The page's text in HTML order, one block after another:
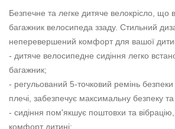
Безпечне та легке дитяче велокрісло, що
багажник велосипеда ззаду. Стильний
неперевершений комфорт для вашої
- дитяче велосипедне сидіння легко
багажник;
- регульований 5-точковий ремінь безпеки
плечі, забезпечує максимальну безпеку
- сидіння пом'якшує поштовхи та
комфорт дитині;